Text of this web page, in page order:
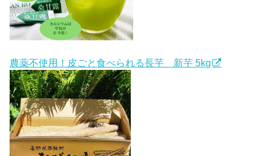
農薬不使用！皮ごと食べられる長芋 新芋 5kg